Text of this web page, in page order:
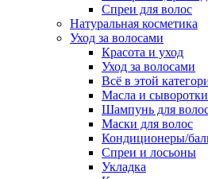
Спреи для волос
Натуральная косметика
Уход за волосами
Красота и уход
Уход за волосами
Всё в этой
Масла и сыворотки
Шампунь для
Маски для волос
Кондиционеры/
Спреи и лосьоны
Укладка